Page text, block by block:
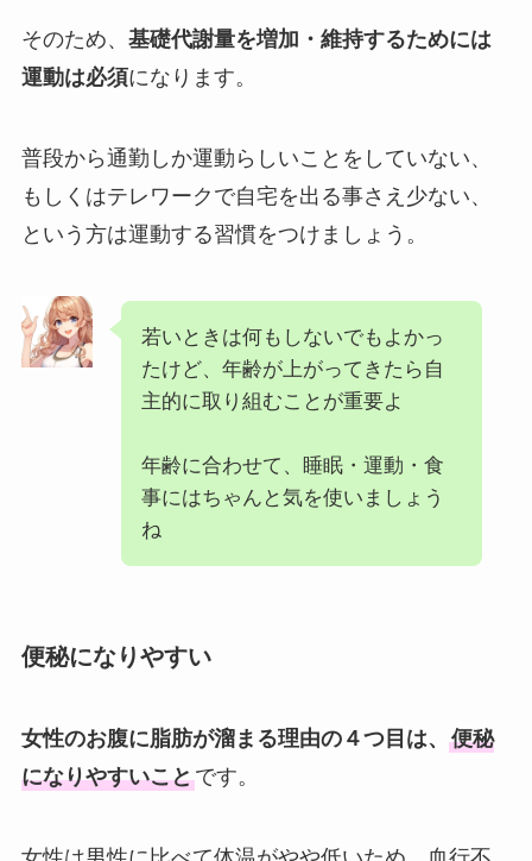
そのため、 基礎代謝量を増加・維持するためには
運動は必須になります。
普段から通勤しか運動らしいことをしていない、
もしくはテレワークで自宅を出る事さえ少ない、
という方は運動する習慣をつけましょう。
若いときは何もしないでもよかっ
たけど、年齢が上がってきたら自
主的に取り組むことが重要よ
年齢に合わせて、睡眠・運動・食
事にはちゃんと気を使いましょう
ね
便秘になりやすい
女性のお腹に脂肪が溜まる理由の４つ目は、 便秘
になりやすいことです。